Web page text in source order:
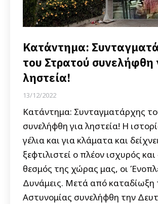
Κατάντημα:
του Στρατού συνελήφθη
ληστεία!
13/12/2022
Κατάντημα: Συνταγματάρχης
συνελήφθη για ληστεία! Η
γέλια και για κλάματα και
ξεφτιλιστεί ο πλέον ισχυρός
θεσμός της χώρας μας, οι
Δυνάμεις. Μετά από καταδίωξη
Αστυνομίας συνελήφθη την